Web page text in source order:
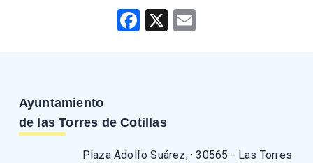
Facebook
X
Ayuntamiento
de las Torres de Cotillas
Plaza Adolfo Suárez, · 30565 - Las Torres